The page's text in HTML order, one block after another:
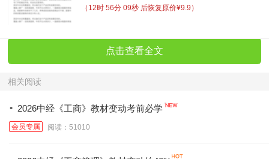
（ 12时 56分 09秒 后恢复原价¥9.9）
点击查看全文
相关阅读
· 2026中经《工商》教材变动考前必学
会员专属 阅读：51010